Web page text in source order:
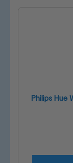
Philips Hue